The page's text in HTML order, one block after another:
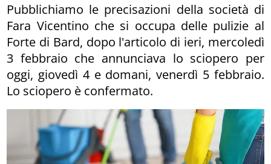
Pubblichiamo le precisazioni della società di
Fara Vicentino che si occupa delle pulizie al
Forte di Bard, dopo l'articolo di ieri, mercoledì
3 febbraio che annunciava lo sciopero per
oggi, giovedì 4 e domani, venerdì 5 febbraio.
Lo sciopero è confermato.